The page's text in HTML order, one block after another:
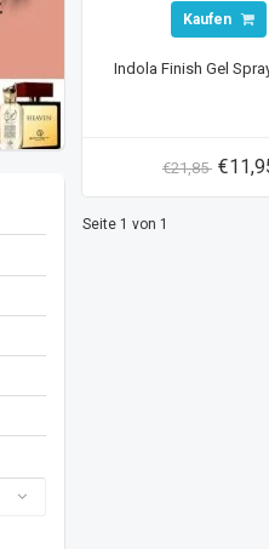
Kaufen
Indola Finish Gel
€21,85
Seite 1 von 1